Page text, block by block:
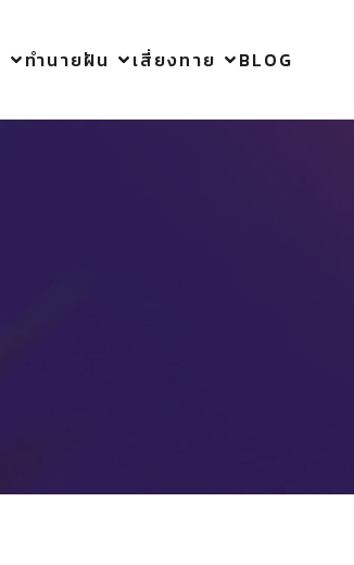
ทำนายฝัน เสี่ยงทาย BLOG